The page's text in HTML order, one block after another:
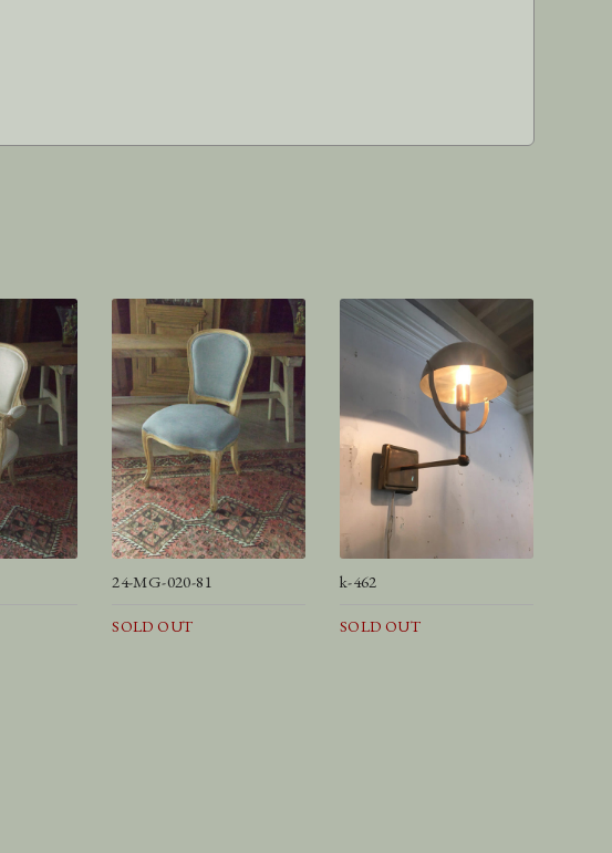
24-MG-020-81
SOLD OUT
k-462
SOLD OUT